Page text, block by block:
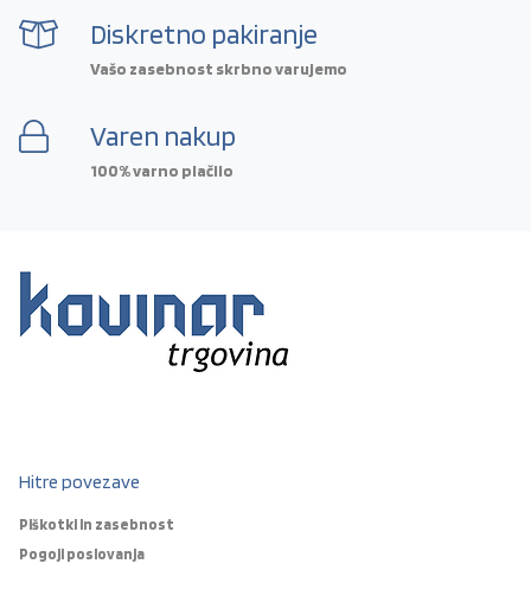
Diskretno pakiranje
Vašo zasebnost skrbno varujemo
Varen nakup
100% varno plačilo
Hitre povezave
Piškotki in zasebnost
Pogoji poslovanja